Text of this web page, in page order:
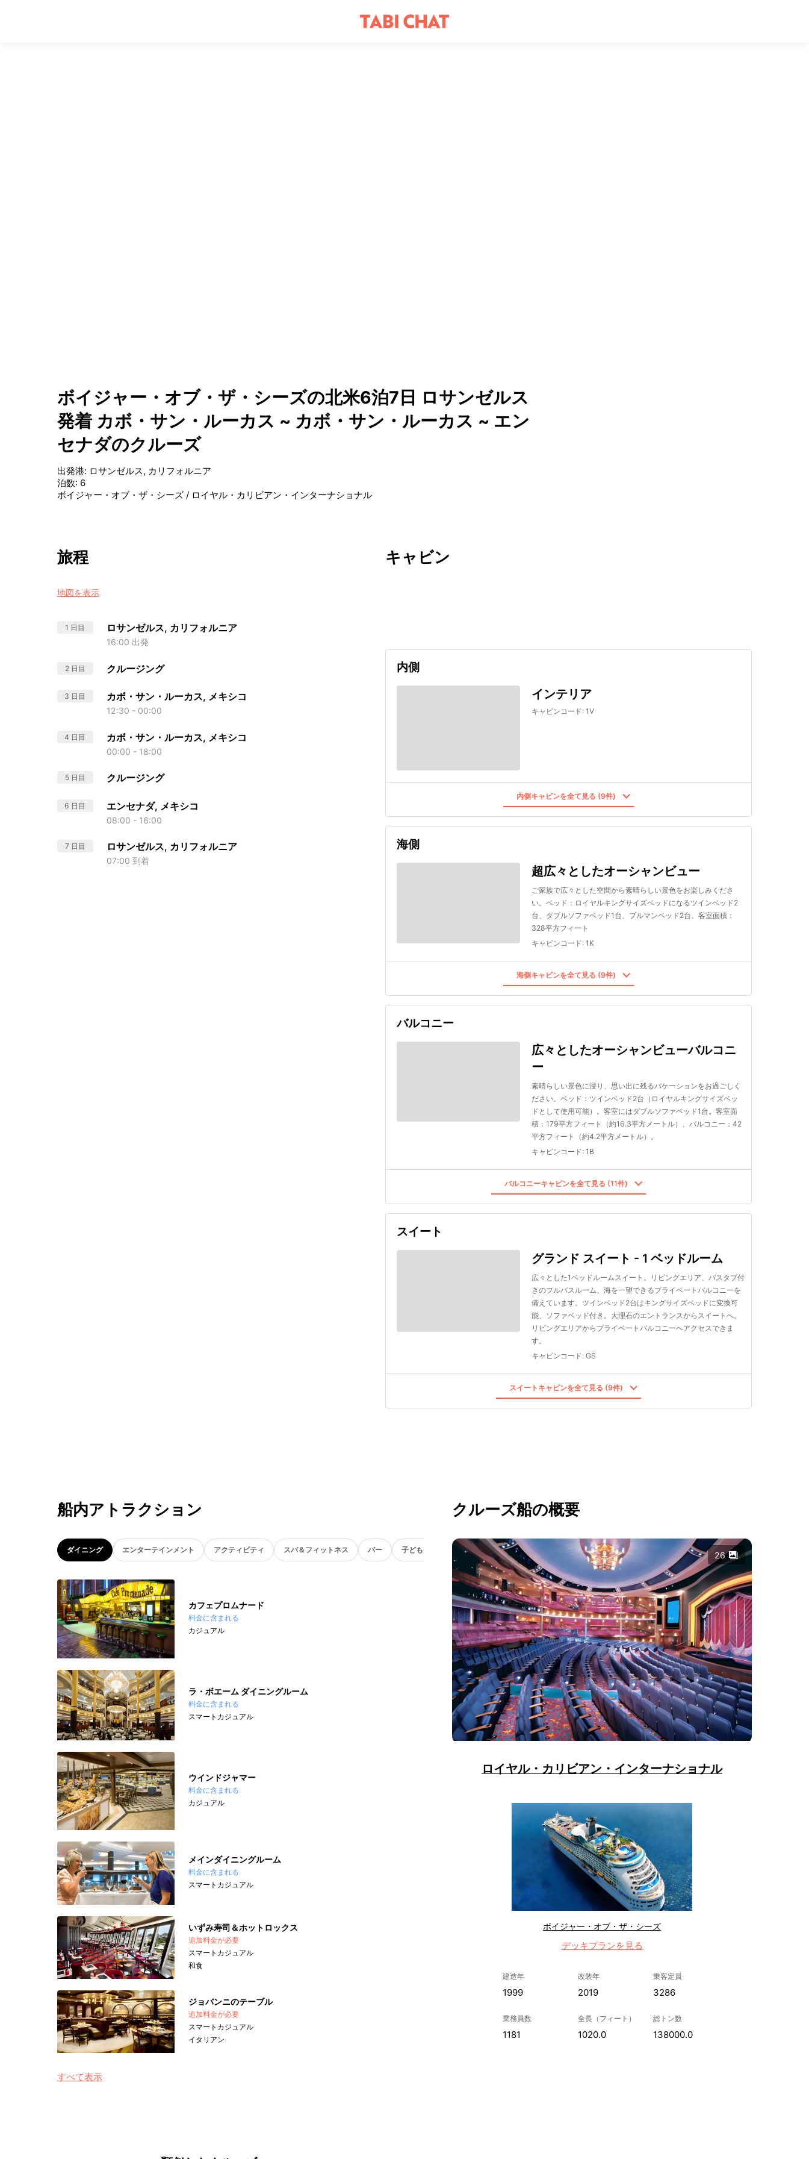
ボイジャー・オブ・ザ・シーズの北米6泊7日 ロサンゼルス
発着 カボ・サン・ルーカス ~ カボ・サン・ルーカス ~ エン
セナダのクルーズ
出発港: ロサンゼルス, カリフォルニア
泊数: 6
ボイジャー・オブ・ザ・シーズ/ ロイヤル・カリビアン・インターナショナル
旅程
地図を表示
1 日目 ロサンゼルス, カリフォルニア
16:00 出発
2 日目 クルージング
3 日目 カボ・サン・ルーカス, メキシコ
12:30 - 00:00
4 日目 カボ・サン・ルーカス, メキシコ
00:00 - 18:00
5 日目 クルージング
6 日目 エンセナダ, メキシコ
08:00 - 16:00
7 日目 ロサンゼルス, カリフォルニア
07:00 到着
キャビン
内側
インテリア
キャビンコード: 1V
内側キャビンを全て見る (9件)
海側
超広々としたオーシャンビュー
ご家族で広々とした空間から素晴らしい景色をお楽しみくださ
い。ベッド：ロイヤルキングサイズベッドになるツインベッド2
台、ダブルソファベッド1台、プルマンベッド2台。客室面積：
328平方フィート
キャビンコード: 1K
海側キャビンを全て見る (9件)
バルコニー
広々としたオーシャンビューバルコニ
ー
素晴らしい景色に浸り、思い出に残るバケーションをお過ごしく
ださい。ベッド：ツインベッド2台（ロイヤルキングサイズベッ
ドとして使用可能）。客室にはダブルソファベッド1台。客室面
積：179平方フィート（約16.3平方メートル）、バルコニー：42
平方フィート（約4.2平方メートル）。
キャビンコード: 1B
バルコニーキャビンを全て見る (11件)
スイート
グランド スイート - 1 ベッドルーム
広々とした1ベッドルームスイート。リビングエリア、バスタブ付
きのフルバスルーム、海を一望できるプライベートバルコニーを
備えています。ツインベッド2台はキングサイズベッドに変換可
能、ソファベッド付き。大理石のエントランスからスイートへ。
リビングエリアからプライベートバルコニーへアクセスできま
す。
キャビンコード: GS
スイートキャビンを全て見る (9件)
船内アトラクション
ダイニング エンターテインメント アクティビティ スパ＆フィットネス バー 子ども向け
カフェプロムナード
料金に含まれる
カジュアル
ラ・ボエーム ダイニングルーム
料金に含まれる
スマートカジュアル
ウインドジャマー
料金に含まれる
カジュアル
メインダイニングルーム
料金に含まれる
スマートカジュアル
いずみ寿司＆ホットロックス
追加料金が必要
スマートカジュアル
和食
ジョバンニのテーブル
追加料金が必要
スマートカジュアル
イタリアン
すべて表示
クルーズ船の概要
26
ロイヤル・カリビアン・インターナショナル
ボイジャー・オブ・ザ・シーズ
デッキプランを見る
建造年
1999
改装年
2019
乗客定員
3286
乗務員数
1181
全長（フィート）
1020.0
総トン数
138000.0